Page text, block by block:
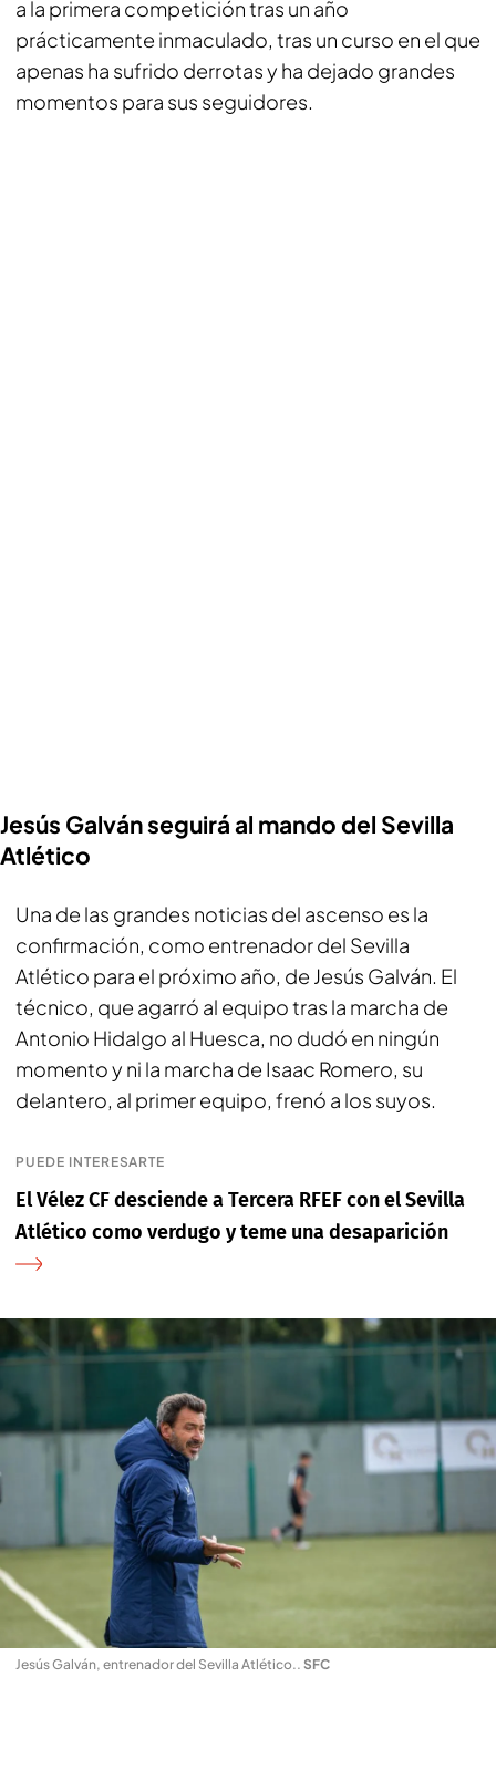
a la primera competición tras un año
prácticamente inmaculado, tras un curso en el que
apenas ha sufrido derrotas y ha dejado grandes
momentos para sus seguidores.
Jesús Galván seguirá al mando del Sevilla
Atlético
Una de las grandes noticias del ascenso es la
confirmación, como entrenador del Sevilla
Atlético para el próximo año, de Jesús Galván. El
técnico, que agarró al equipo tras la marcha de
Antonio Hidalgo al Huesca, no dudó en ningún
momento y ni la marcha de Isaac Romero, su
delantero, al primer equipo, frenó a los suyos.
PUEDE INTERESARTE
El Vélez CF desciende a Tercera RFEF con el Sevilla
Atlético como verdugo y teme una desaparición
Jesús Galván, entrenador del Sevilla Atlético.. SFC